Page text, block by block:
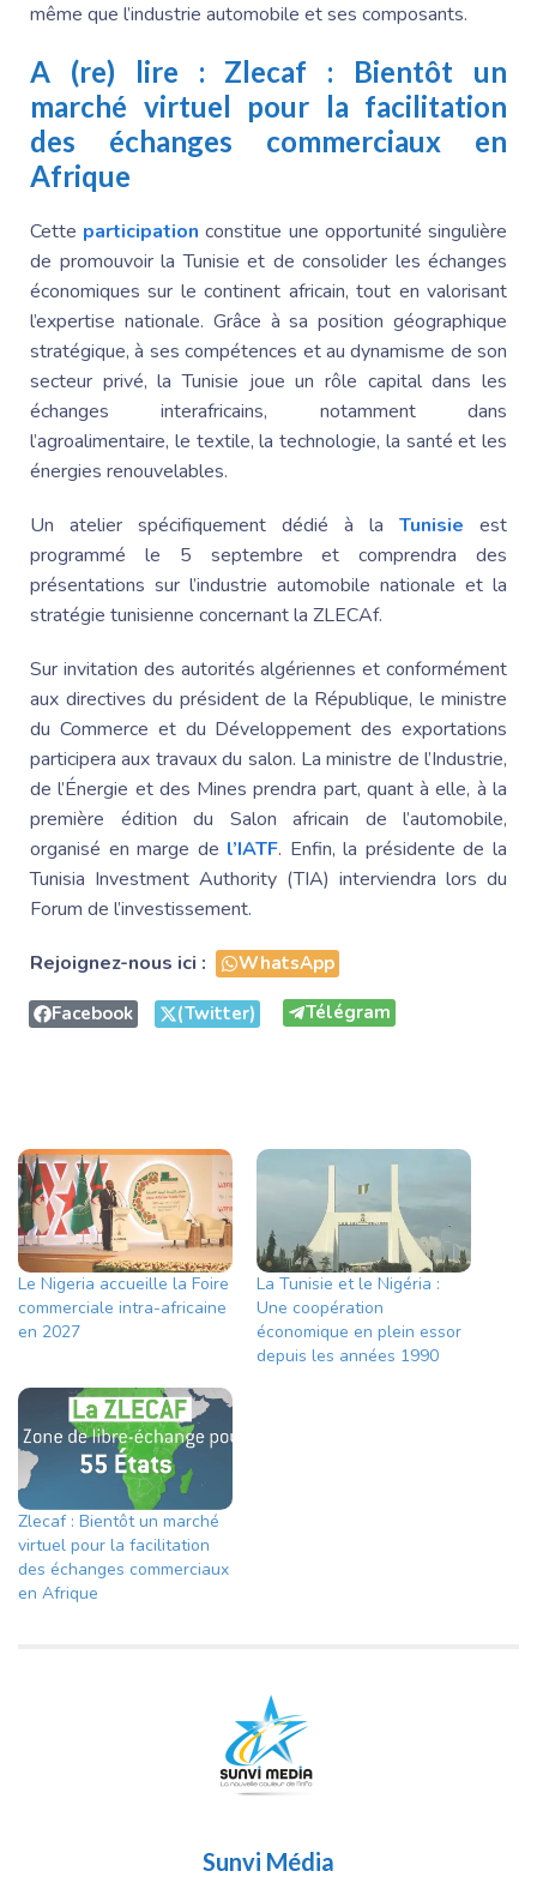
même que l’industrie automobile et ses composants.
A (re) lire : Zlecaf : Bientôt un
marché virtuel pour la facilitation
des échanges commerciaux en
Afrique
Cette participation constitue une opportunité singulière
de promouvoir la Tunisie et de consolider les échanges
économiques sur le continent africain, tout en valorisant
l’expertise nationale. Grâce à sa position géographique
stratégique, à ses compétences et au dynamisme de son
secteur privé,la Tunisie joue un rôle capital dans les
échanges interafricains, notamment dans
l’agroalimentaire, le textile, la technologie, la santé et les
énergies renouvelables.
Un atelier spécifiquement dédié à la Tunisie est
programmé le 5 septembre et comprendra des
présentations sur l’industrie automobile nationale et la
stratégie tunisienne concernant la ZLECAf.
Sur invitation des autorités algériennes et conformément
aux directives du président de la République, le ministre
du Commerce et du Développement des exportations
participera aux travaux du salon. La ministre de l’Industrie,
de l’Énergie et des Mines prendra part, quant à elle, à la
première édition du Salon africain de l’automobile,
organisé en marge de l’IATF. Enfin, la présidente de la
Tunisia Investment Authority (TIA) interviendra lors du
Forum de l’investissement.
Rejoignez-nous ici : WhatsApp
Facebook (Twitter) Télégram
Le Nigeria accueille la Foire
commerciale intra-africaine
en 2027
La Tunisie et le Nigéria :
Une coopération
économique en plein essor
depuis les années 1990
Zlecaf : Bientôt un marché
virtuel pour la facilitation
des échanges commerciaux
en Afrique
Sunvi Média